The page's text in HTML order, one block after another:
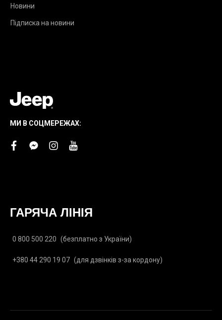
Новини
Підписка на новини
МИ В СОЦМЕРЕЖАХ:
facebookfacebook-
instagram
youtube
ГАРЯЧА ЛІНІЯ
0 800 500 220 (безплатно з України)
+380 44 290 19 07 (для дзвінків з-за кордону)